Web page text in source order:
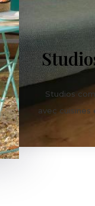
Studios
avec cuisines